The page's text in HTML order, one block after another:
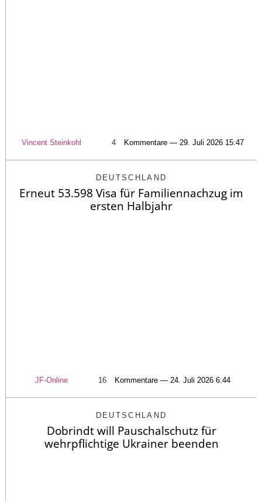
Vincent Steinkohl 4 Kommentare — 29. Juli 2026 15:47
DEUTSCHLAND
Erneut 53.598 Visa für Familiennachzug im
ersten Halbjahr
JF-Online 16 Kommentare — 24. Juli 2026 6:44
DEUTSCHLAND
Dobrindt will Pauschalschutz für
wehrpflichtige Ukrainer beenden